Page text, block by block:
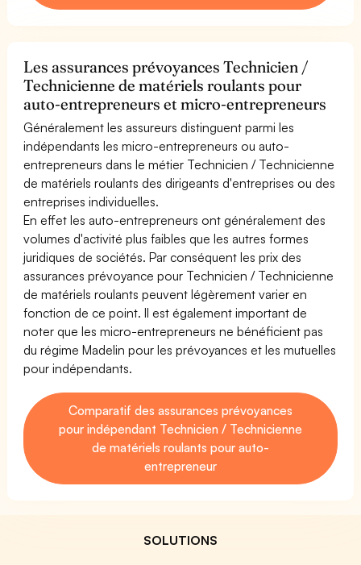
Les assurances prévoyances Technicien /
Technicienne de matériels roulants pour
auto-entrepreneurs et micro-entrepreneurs
Généralement les assureurs distinguent parmi les
indépendants les micro-entrepreneurs ou auto-
entrepreneurs dans le métier Technicien / Technicienne
de matériels roulants des dirigeants d'entreprises ou des
entreprises individuelles.
En effet les auto-entrepreneurs ont généralement des
volumes d'activité plus faibles que les autres formes
juridiques de sociétés. Par conséquent les prix des
assurances prévoyance pour Technicien / Technicienne
de matériels roulants peuvent légèrement varier en
fonction de ce point. Il est également important de
noter que les micro-entrepreneurs ne bénéficient pas
du régime Madelin pour les prévoyances et les mutuelles
pour indépendants.
Comparatif des assurances prévoyances
pour indépendant Technicien / Technicienne
de matériels roulants pour auto-
entrepreneur
SOLUTIONS